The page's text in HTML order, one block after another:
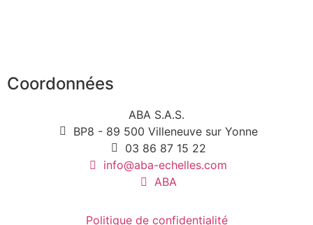
Coordonnées
ABA S.A.S.
BP8 - 89 500 Villeneuve sur Yonne
03 86 87 15 22
info@aba-echelles.com
ABA
Politique de confidentialité